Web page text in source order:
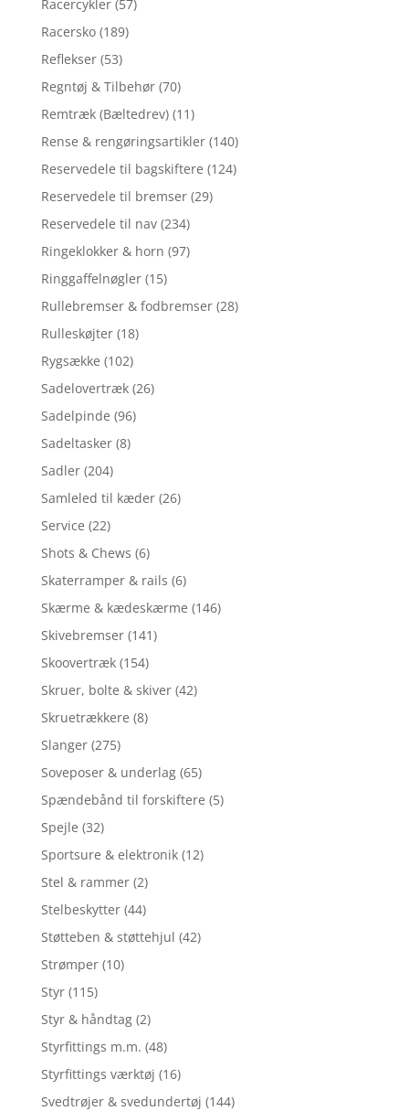
Racercykler (57)
Racersko (189)
Reflekser (53)
Regntøj & Tilbehør (70)
Remtræk (Bæltedrev) (11)
Rense & rengøringsartikler (140)
Reservedele til bagskiftere (124)
Reservedele til bremser (29)
Reservedele til nav (234)
Ringeklokker & horn (97)
Ringgaffelnøgler (15)
Rullebremser & fodbremser (28)
Rulleskøjter (18)
Rygsække (102)
Sadelovertræk (26)
Sadelpinde (96)
Sadeltasker (8)
Sadler (204)
Samleled til kæder (26)
Service (22)
Shots & Chews (6)
Skaterramper & rails (6)
Skærme & kædeskærme (146)
Skivebremser (141)
Skoovertræk (154)
Skruer, bolte & skiver (42)
Skruetrækkere (8)
Slanger (275)
Soveposer & underlag (65)
Spændebånd til forskiftere (5)
Spejle (32)
Sportsure & elektronik (12)
Stel & rammer (2)
Stelbeskytter (44)
Støtteben & støttehjul (42)
Strømper (10)
Styr (115)
Styr & håndtag (2)
Styrfittings m.m. (48)
Styrfittings værktøj (16)
Svedtrøjer & svedundertøj (144)